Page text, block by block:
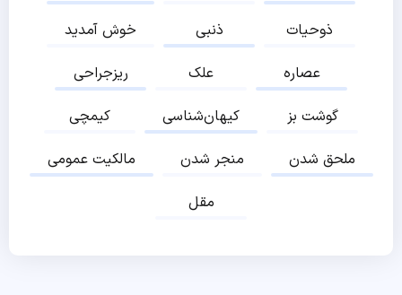
خوش آمدید
ذنبی
ذوحیات
ریزجراحی
علک
عصاره
کیمچی
کیهان‌شناسی
گوشت بز
مالکیت عمومی
منجر شدن
ملحق شدن
مقل